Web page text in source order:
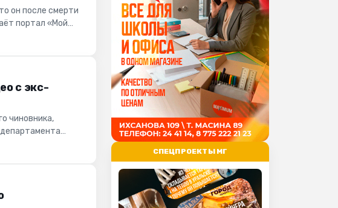
он после смерти
портал «Мой
с экс-
чиновника,
СПЕЦПРОЕКТЫ МГ